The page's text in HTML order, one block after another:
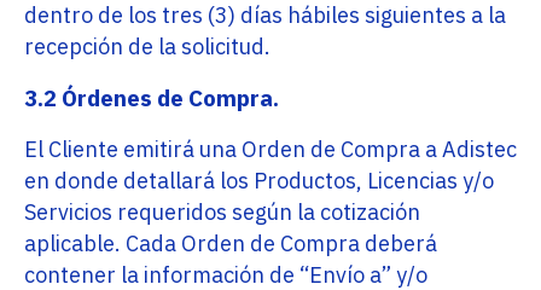
dentro de los tres (3) días hábiles siguientes a la
recepción de la solicitud.
3.2 Órdenes de Compra.
El Cliente emitirá una Orden de Compra a Adistec
en donde detallará los Productos, Licencias y/o
Servicios requeridos según la cotización
aplicable. Cada Orden de Compra deberá
contener la información de “Envío a” y/o